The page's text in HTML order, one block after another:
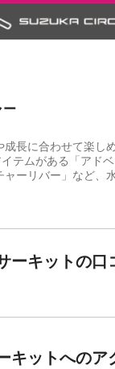
長に合わせて楽し
テムがある「アド
ーリバー」など、
ーキットの口
キットへのア